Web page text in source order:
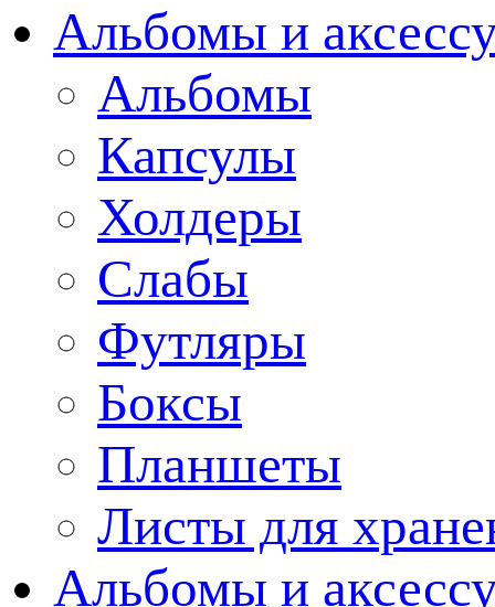
Альбомы и
Альбомы
Капсулы
Холдеры
Слабы
Футляры
Боксы
Планшеты
Листы для
Альбомы и